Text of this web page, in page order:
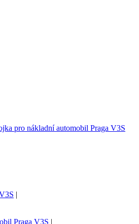
pro nákladní automobil Praga V3S
|
Praga V3S |